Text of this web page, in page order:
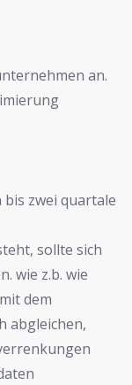
an.
zwei quartale
sollte sich
wie z.b. wie
dem
abgleichen,